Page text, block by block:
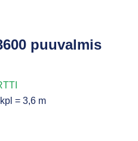
puuvalmis
= 3,6 m